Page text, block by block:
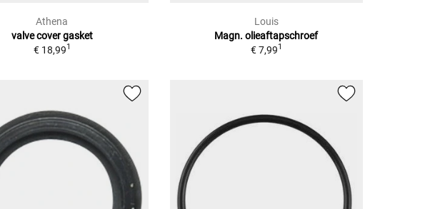
Athena
valve cover gasket
€ 18,991
Louis
Magn. olieaftapschroef
€ 7,991